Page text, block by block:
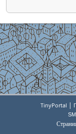
TinyPortal |